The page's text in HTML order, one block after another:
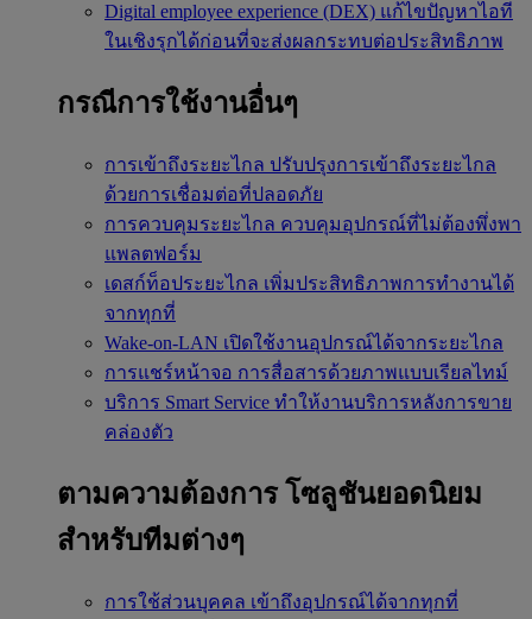
Digital employee experience (DEX) แก้ไขปัญหาไอที
ในเชิงรุกได้ก่อนที่จะส่งผลกระทบต่อประสิทธิภาพ
กรณีการใช้งานอื่นๆ
การเข้าถึงระยะไกล ปรับปรุงการเข้าถึงระยะไกล
ด้วยการเชื่อมต่อที่ปลอดภัย
การควบคุมระยะไกล ควบคุมอุปกรณ์ที่ไม่ต้องพึ่งพา
แพลตฟอร์ม
เดสก์ท็อประยะไกล เพิ่มประสิทธิภาพการทำงานได้
จากทุกที่
Wake-on-LAN เปิดใช้งานอุปกรณ์ได้จากระยะไกล
การแชร์หน้าจอ การสื่อสารด้วยภาพแบบเรียลไทม์
บริการ Smart Service ทำให้งานบริการหลังการขาย
คล่องตัว
ตามความต้องการ โซลูชันยอดนิยม
สำหรับทีมต่างๆ
การใช้ส่วนบุคคล เข้าถึงอุปกรณ์ได้จากทุกที่